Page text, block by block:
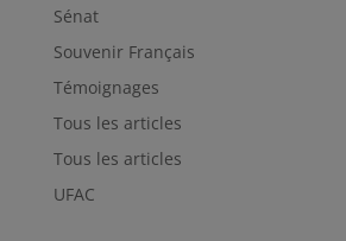
Sénat
Souvenir Français
Témoignages
Tous les articles
Tous les articles
UFAC